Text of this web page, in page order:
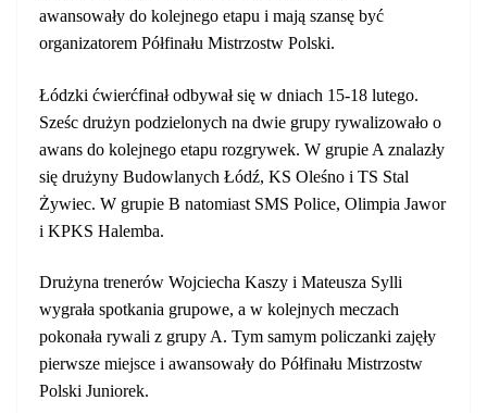
awansowały do kolejnego etapu i mają szansę być
organizatorem Półfinału Mistrzostw Polski.
Łódzki ćwierćfinał odbywał się w dniach 15-18 lutego.
Sześc drużyn podzielonych na dwie grupy rywalizowało o
awans do kolejnego etapu rozgrywek. W grupie A znalazły
się drużyny Budowlanych Łódź, KS Oleśno i TS Stal
Żywiec. W grupie B natomiast SMS Police, Olimpia Jawor
i KPKS Halemba.
Drużyna trenerów Wojciecha Kaszy i Mateusza Sylli
wygrała spotkania grupowe, a w kolejnych meczach
pokonała rywali z grupy A. Tym samym policzanki zajęły
pierwsze miejsce i awansowały do Półfinału Mistrzostw
Polski Juniorek.